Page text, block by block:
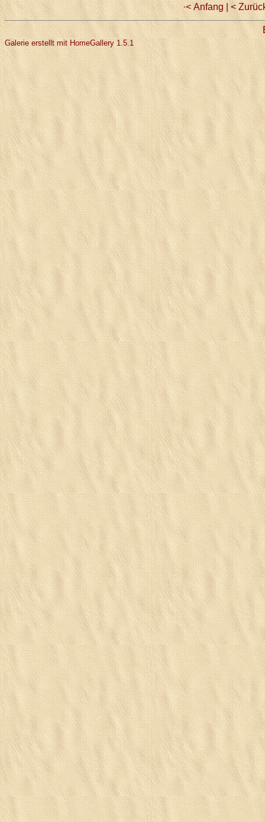
·< Anfang|<
Galerie erstellt mit HomeGallery 1.5.1